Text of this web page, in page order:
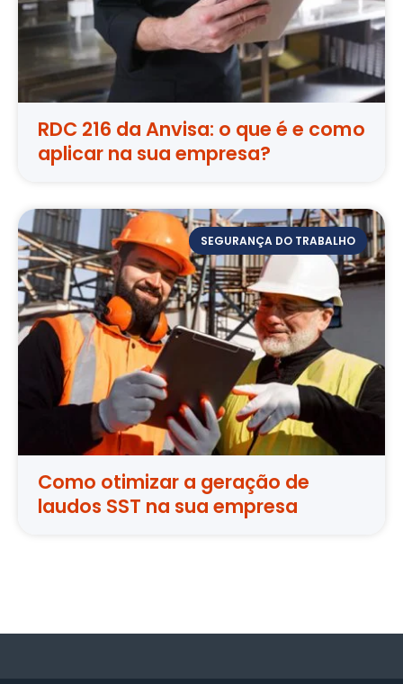
RDC 216 da Anvisa: o que é e como
aplicar na sua empresa?
SEGURANÇA DO TRABALHO
Como otimizar a geração de
laudos SST na sua empresa